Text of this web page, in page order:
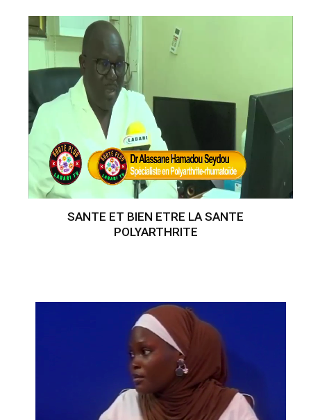
SANTE ET BIEN ETRE LA SANTE
POLYARTHRITE